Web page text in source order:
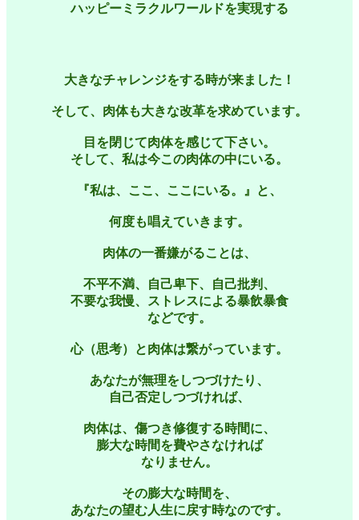
ハッピーミラクルワールドを実現する
大きなチャレンジをする時が来ました！
そして、肉体も大きな改革を求めています。
目を閉じて肉体を感じて下さい。
そして、私は今この肉体の中にいる。
『私は、ここ、ここにいる。』と、
何度も唱えていきます。
肉体の一番嫌がることは、
不平不満、自己卑下、自己批判、
不要な我慢、ストレスによる暴飲暴食
などです。
心（思考）と肉体は繋がっています。
あなたが無理をしつづけたり、
自己否定しつづければ、
肉体は、傷つき修復する時間に、
膨大な時間を費やさなければ
なりません。
その膨大な時間を、
あなたの望む人生に戻す時なのです。